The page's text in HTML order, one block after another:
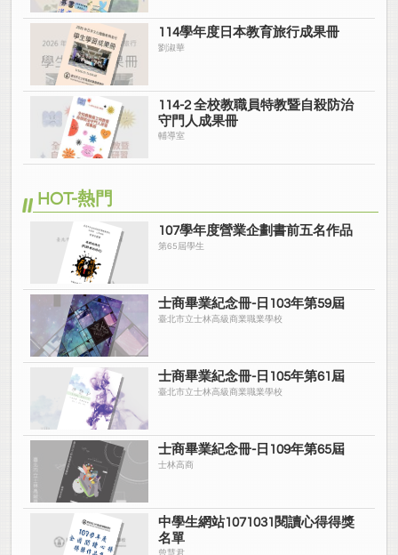
114學年度日本教育旅行成果冊
劉淑華
114-2 全校教職員特教暨自殺防治
守門人成果冊
輔導室
HOT-熱門
107學年度營業企劃書前五名作品
第65屆學生
士商畢業紀念冊-日103年第59屆
臺北市立士林高級商業職業學校
士商畢業紀念冊-日105年第61屆
臺北市立士林高級商業職業學校
士商畢業紀念冊-日109年第65屆
士林高商
中學生網站1071031閱讀心得得獎
名單
曾慧君